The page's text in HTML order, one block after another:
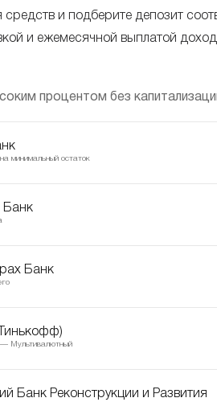
и подберите депозит
и ежемесячной выплатой
процентом без
минимальный остаток
Банк
Банк
Мультивалютный
Банк Реконструкции и Развития